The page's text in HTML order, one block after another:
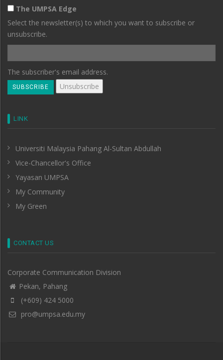
The UMPSA Edge
Select the newsletter(s) to which you want to subscribe or
unsubscribe.
The subscriber's email address.
LINK
Universiti Malaysia Pahang Al-Sultan Abdullah
Vice-Chancellor's Office
Yayasan UMPSA
My Community
My Green
CONTACT US
Corporate Communication Division
Pekan, Pahang
(+609) 424 5000
pro@umpsa.edu.my